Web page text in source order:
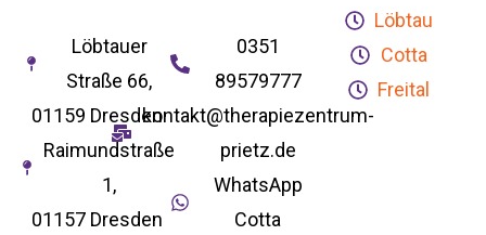
Löbtauer
Straße 66,
01159 Dresden
Raimundstraße
1,
01157 Dresden
0351
89579777
kontakt@therapiezentrum-
prietz.de
WhatsApp
Cotta
Löbtau
Cotta
Freital